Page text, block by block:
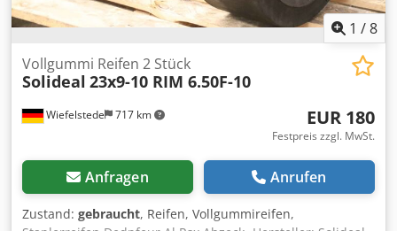
1 /8
Wiefelstede 717 km
Vollgummi Reifen 2 Stück
Solideal 23x9-10 RIM 6.50F-10
EUR 180
Festpreis zzgl. MwSt.
Anfragen Anrufen
Zustand: gebraucht, Reifen, Vollgummireifen,